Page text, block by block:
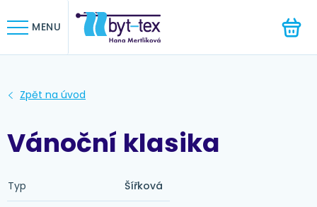
MENU
Vánoční klasika
Typ Šířková